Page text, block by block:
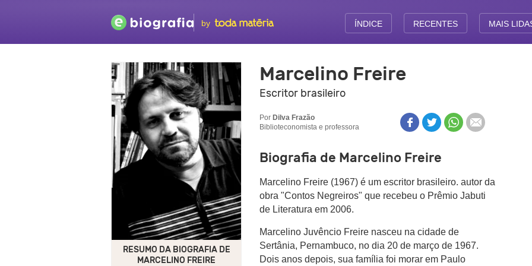
by ÍNDICE RECENTES MAIS
Marcelino Freire
Escritor brasileiro
Por Dilva Frazão
Biblioteconomista e professora
Biografia de Marcelino Freire
Marcelino Freire (1967) é um escritor brasileiro. autor da
obra "Contos Negreiros" que recebeu o Prêmio Jabuti
de Literatura em 2006.
Marcelino Juvêncio Freire nasceu na cidade de
Sertânia, Pernambuco, no dia 20 de março de 1967.
Dois anos depois, sua família foi morar em Paulo
RESUMO DA BIOGRAFIA DE
MARCELINO FREIRE